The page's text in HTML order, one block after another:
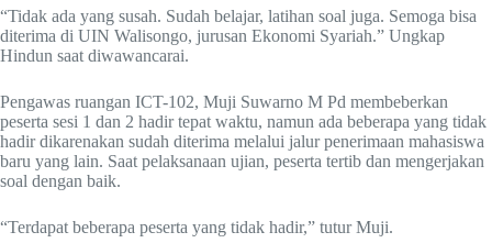
“Tidak ada yang susah. Sudah belajar, latihan soal juga. Semoga bisa
diterima di UIN Walisongo, jurusan Ekonomi Syariah.” Ungkap
Hindun saat diwawancarai.
Pengawas ruangan ICT-102, Muji Suwarno M Pd membeberkan
peserta sesi 1 dan 2 hadir tepat waktu, namun ada beberapa yang tidak
hadir dikarenakan sudah diterima melalui jalur penerimaan mahasiswa
baru yang lain. Saat pelaksanaan ujian, peserta tertib dan mengerjakan
soal dengan baik.
“Terdapat beberapa peserta yang tidak hadir,” tutur Muji.